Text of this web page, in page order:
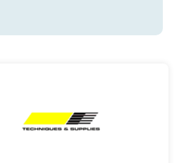
&
S.R.L.